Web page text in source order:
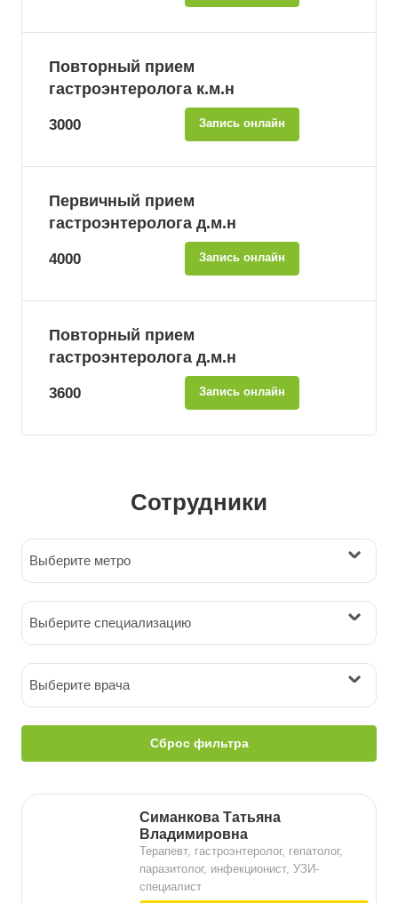
Повторный прием
гастроэнтеролога к.м.н
3000 Запись онлайн
Первичный прием
гастроэнтеролога д.м.н
4000 Запись онлайн
Повторный прием
гастроэнтеролога д.м.н
3600 Запись онлайн
Сотрудники
Выберите метро
Выберите специализацию
Выберите врача
Сброс фильтра
Симанкова Татьяна
Владимировна
Терапевт, гастроэнтеролог, гепатолог,
паразитолог, инфекционист, УЗИ-
специалист